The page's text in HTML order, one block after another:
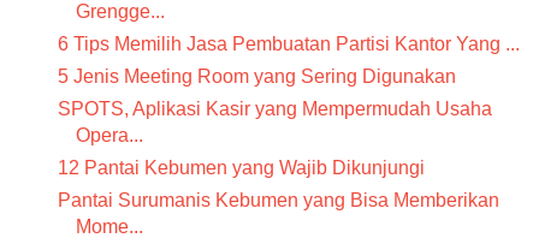
Grengge...
6 Tips Memilih Jasa Pembuatan Partisi Kantor Yang ...
5 Jenis Meeting Room yang Sering Digunakan
SPOTS, Aplikasi Kasir yang Mempermudah Usaha
Opera...
12 Pantai Kebumen yang Wajib Dikunjungi
Pantai Surumanis Kebumen yang Bisa Memberikan
Mome...